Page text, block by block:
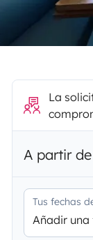
La
A partir de
Tus fechas
Añadir una